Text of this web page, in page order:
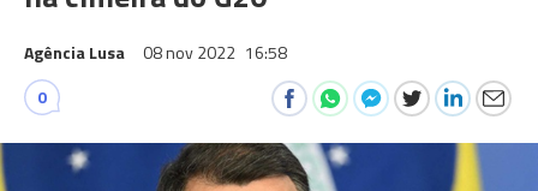
Agência Lusa 08 nov 2022 16:58
0